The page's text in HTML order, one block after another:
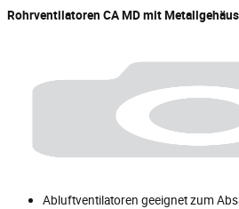
Rohrventilatoren CA MD mit
Abluftventilatoren geeignet zum